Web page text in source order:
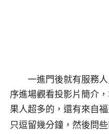
一進門後就有服務人
序進場觀看投影片簡介
果人超多的，還有來自
只逗留幾分鐘，然後問